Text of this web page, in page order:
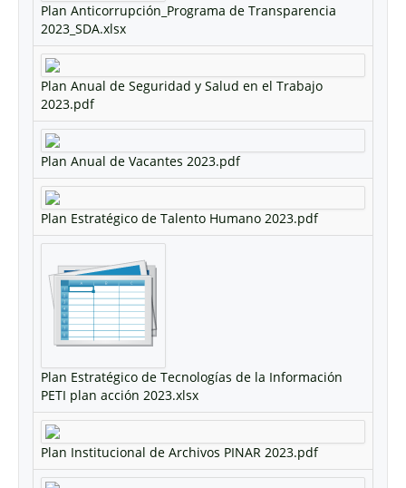
Plan Anticorrupción_Programa de Transparencia
2023_SDA.xlsx
Plan Anual de Seguridad y Salud en el Trabajo
2023.pdf
Plan Anual de Vacantes 2023.pdf
Plan Estratégico de Talento Humano 2023.pdf
Plan Estratégico de Tecnologías de la Información
PETI plan acción 2023.xlsx
Plan Institucional de Archivos PINAR 2023.pdf